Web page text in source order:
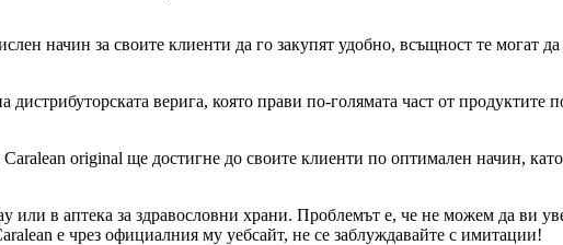
начин за своите клиенти да го закупят удобно, всъщност те могат
дистрибуторската верига, която прави по-голямата част от
original ще достигне до своите клиенти по оптимален начин,
или в аптека за здравословни храни. Проблемът е, че не можем да ви
е чрез официалния му уебсайт, не се заблуждавайте с имитации!